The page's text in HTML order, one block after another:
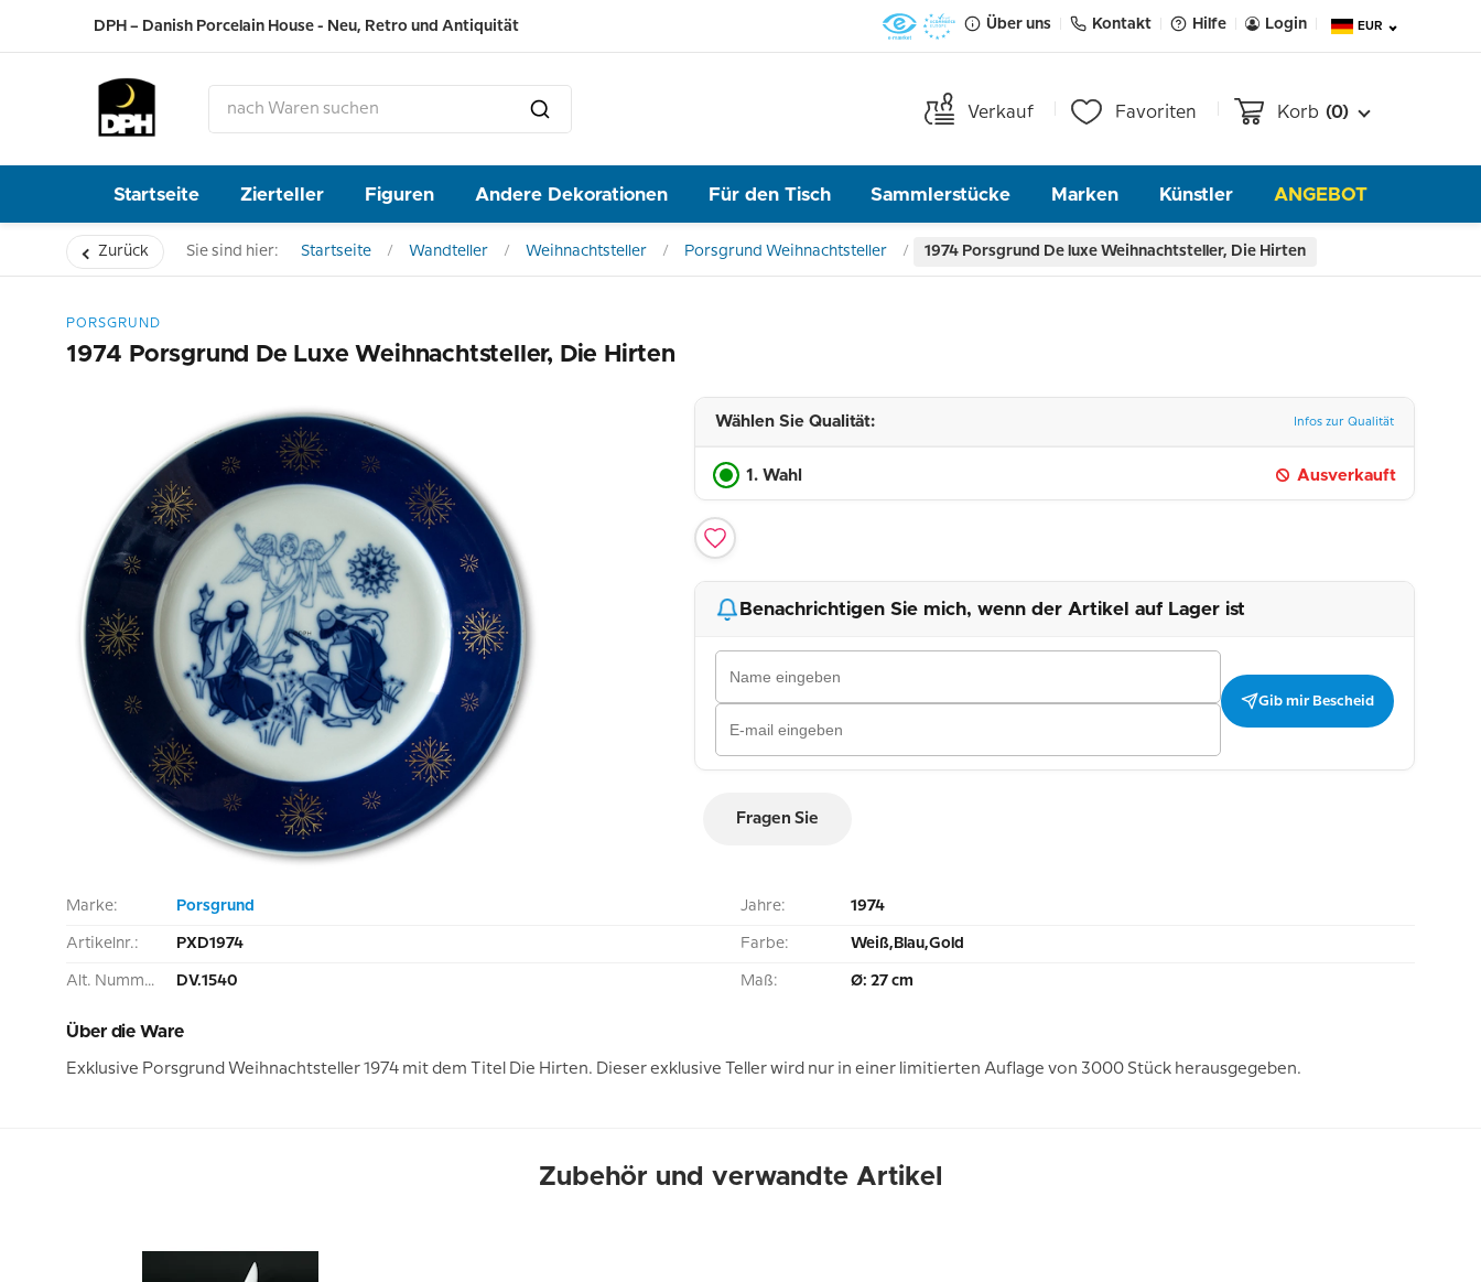
DPH – Danish Porcelain House - Neu, Retro und Antiquität Über uns Kontakt Hilfe Login EUR
Verkauf Favoriten Korb (0)
Startseite Zierteller Figuren Andere Dekorationen Für den Tisch Sammlerstücke Marken Künstler ANGEBOT
Zurück Sie sind hier: Startseite Wandteller Weihnachtsteller Porsgrund Weihnachtsteller 1974 Porsgrund De luxe Weihnachtsteller, Die Hirten
PORSGRUND
1974 Porsgrund De Luxe Weihnachtsteller, Die Hirten
Wählen Sie Qualität: Infos zur Qualität
1. Wahl Ausverkauft
Benachrichtigen Sie mich, wenn der Artikel auf Lager ist
Gib mir Bescheid
Fragen Sie
Marke: Porsgrund
Artikelnr.: PXD1974
Alt. Nummer: DV.1540
Jahre: 1974
Farbe: Weiß,Blau,Gold
Maß: Ø: 27 cm
Über die Ware
Exklusive Porsgrund Weihnachtsteller 1974 mit dem Titel Die Hirten. Dieser exklusive Teller wird nur in einer limitierten Auflage von 3000 Stück herausgegeben.
Zubehör und verwandte Artikel